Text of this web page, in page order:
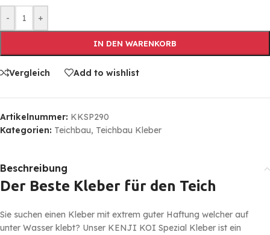
- +
IN DEN WARENKORB
Vergleich Add to wishlist
Artikelnummer: KKSP290
Kategorien: Teichbau, Teichbau Kleber
Beschreibung
Der Beste Kleber für den Teich
Sie suchen einen Kleber mit extrem guter Haftung welcher auf
unter Wasser klebt? Unser KENJI KOI Spezial Kleber ist ein